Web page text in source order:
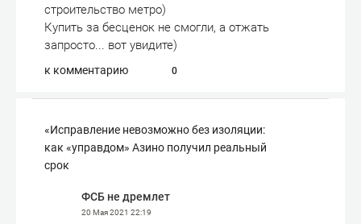
строительство метро)
Купить за бесценок не смогли, а отжать
запросто... вот увидите)
к комментарию 0
«Исправление невозможно без изоляции:
как «управдом» Азино получил реальный
срок
ФСБ не дремлет
20 Мая 2021 22:19